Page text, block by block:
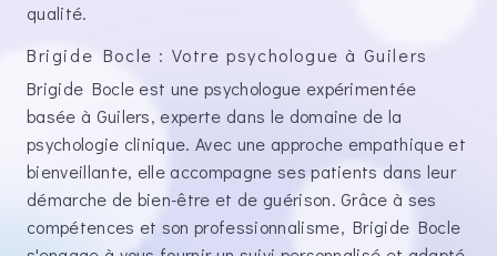
qualité.
Brigide Bocle : Votre psychologue à Guilers
Brigide Bocle est une psychologue expérimentée
basée à Guilers, experte dans le domaine de la
psychologie clinique. Avec une approche empathique et
bienveillante, elle accompagne ses patients dans leur
démarche de bien-être et de guérison. Grâce à ses
compétences et son professionnalisme, Brigide Bocle